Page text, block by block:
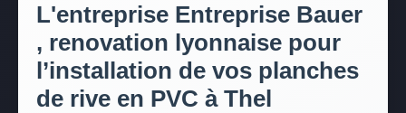
L'entreprise Entreprise Bauer
, renovation lyonnaise pour
l’installation de vos planches
de rive en PVC à Thel